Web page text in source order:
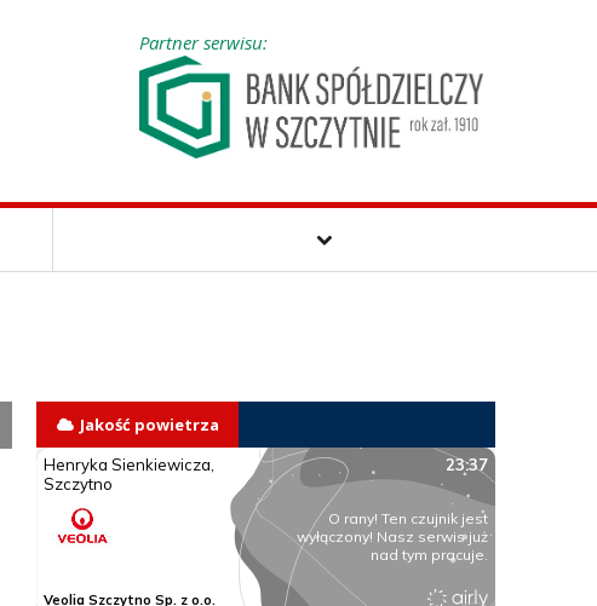
Partner serwisu:
Jakość powietrza